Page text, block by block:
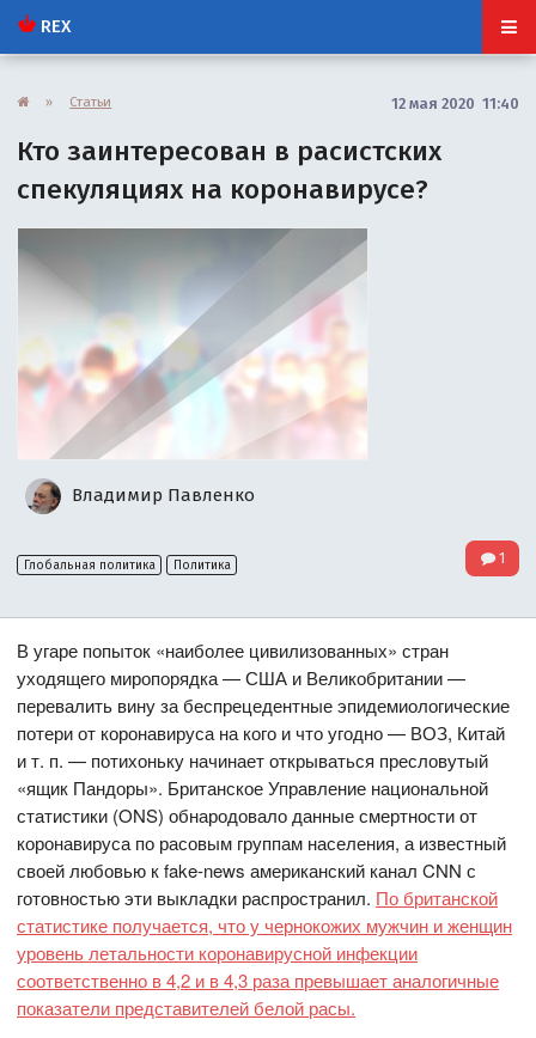
REX
» Статьи 12 мая 2020 11:40
Кто заинтересован в расистских
спекуляциях на коронавирусе?
Владимир Павленко
Глобальная политика Политика 1
В угаре попыток «наиболее цивилизованных» стран
уходящего миропорядка — США и Великобритании —
перевалить вину за беспрецедентные эпидемиологические
потери от коронавируса на кого и что угодно — ВОЗ, Китай
и т. п. — потихоньку начинает открываться пресловутый
«ящик Пандоры». Британское Управление национальной
статистики (ONS) обнародовало данные смертности от
коронавируса по расовым группам населения, а известный
своей любовью к fake-news американский канал CNN с
готовностью эти выкладки распространил. По британской
статистике получается, что у чернокожих мужчин и женщин
уровень летальности коронавирусной инфекции
соответственно в 4,2 и в 4,3 раза превышает аналогичные
показатели представителей белой расы.